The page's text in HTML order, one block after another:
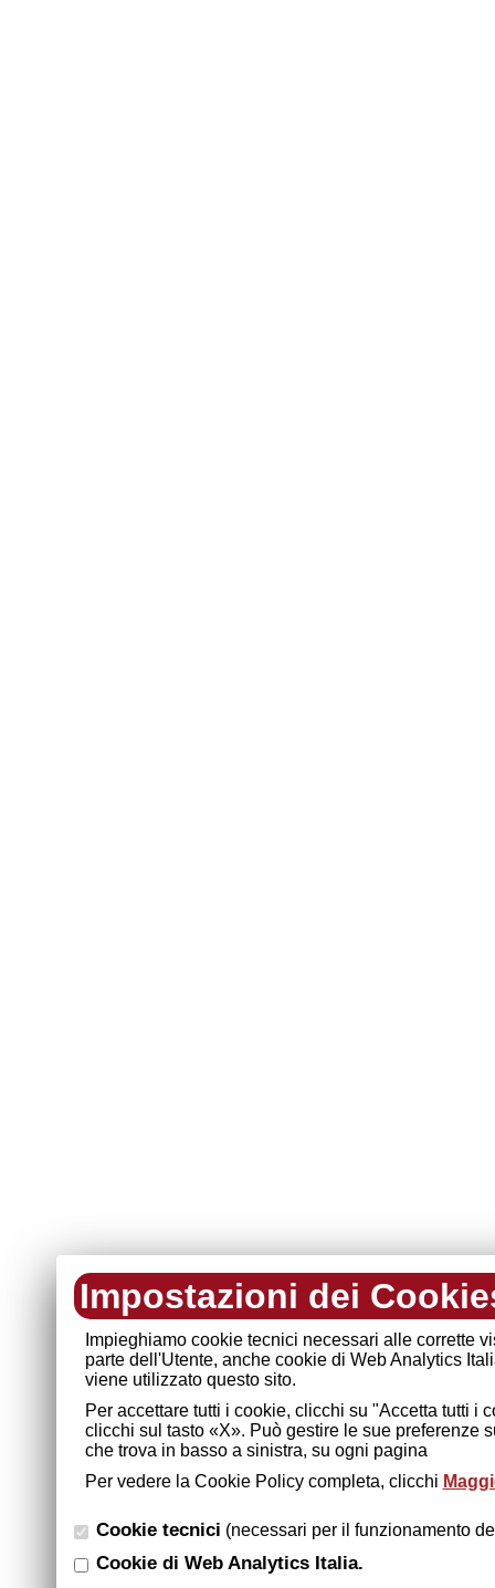
Impostazioni dei
Impieghiamo cookie tecnici necessari alle corrette
parte dell'Utente, anche cookie di Web Analytics
viene utilizzato questo sito.
Per accettare tutti i cookie, clicchi su "Accetta tutti
clicchi sul tasto «X». Può gestire le sue preferenze
che trova in basso a sinistra, su ogni pagina
Per vedere la Cookie Policy completa, clicchi
Cookie tecnici (necessari per il funzionamento
Cookie di Web Analytics Italia.